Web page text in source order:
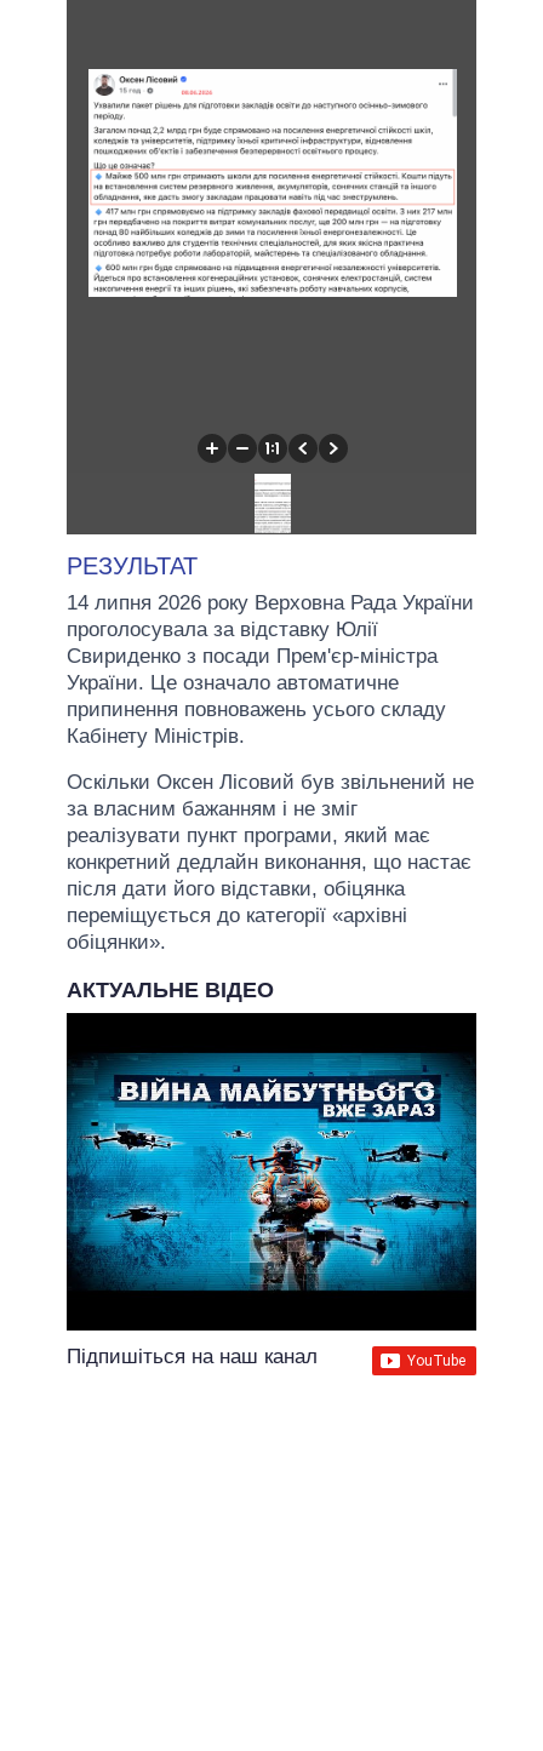
РЕЗУЛЬТАТ
14 липня 2026 року Верховна Рада України
проголосувала за відставку Юлії
Свириденко з посади Прем'єр-міністра
України. Це означало автоматичне
припинення повноважень усього складу
Кабінету Міністрів.
Оскільки Оксен Лісовий був звільнений не
за власним бажанням і не зміг
реалізувати пункт програми, який має
конкретний дедлайн виконання, що настає
після дати його відставки, обіцянка
переміщується до категорії «архівні
обіцянки».
АКТУАЛЬНЕ ВІДЕО
Підпишіться на наш канал